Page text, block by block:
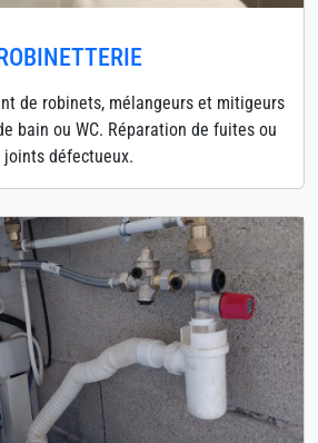
de robinets, mélangeurs et mitigeurs
bain ou WC. Réparation de fuites ou
joints défectueux.